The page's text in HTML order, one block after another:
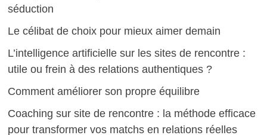
séduction
Le célibat de choix pour mieux aimer demain
L’intelligence artificielle sur les sites de rencontre :
utile ou frein à des relations authentiques ?
Comment améliorer son propre équilibre
Coaching sur site de rencontre : la méthode efficace
pour transformer vos matchs en relations réelles